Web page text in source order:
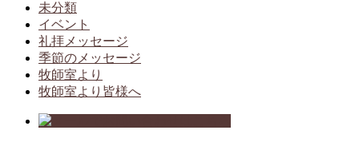
未分類
イベント
礼拝メッセージ
季節のメッセージ
牧師室より
牧師室より皆様へ